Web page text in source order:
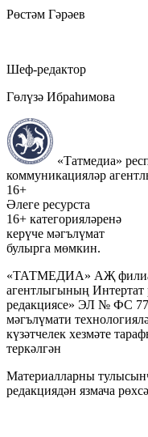
Рөстәм Гәрәев
Шеф-редактор
Гөлүзә Ибраһимова
«Татмедиа»
коммуникацияләр
16+
Әлеге ресурста
16+ категорияләренә
керүче мәгълүмат
булырга мөмкин.
«ТАТМЕДИА» АҖ
агентлыгының Интертат
редакциясе» ЭЛ № ФС 77
мәгълүмати
күзәтчелек хезмәте
теркәлгән
Материалларны
редакциядән язмача